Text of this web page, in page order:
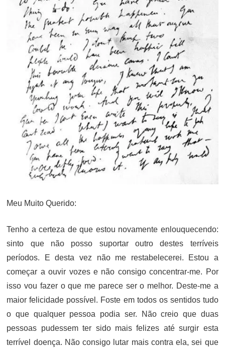
Meu Muito Querido:
Tenho a certeza de que estou novamente enlouquecendo:
sinto que não posso suportar outro destes terríveis
períodos. E desta vez não me restabelecerei. Estou a
começar a ouvir vozes e não consigo concentrar-me. Por
isso vou fazer o que me parece ser o melhor. Deste-me a
maior felicidade possível. Foste em todos os sentidos tudo
o que qualquer pessoa podia ser. Não creio que duas
pessoas pudessem ter sido mais felizes até surgir esta
terrível doença. Não consigo lutar mais contra ela, sei que